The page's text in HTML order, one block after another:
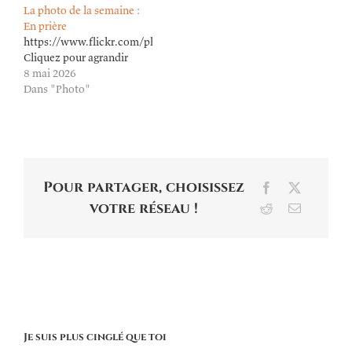
La photo de la semaine :
En prière
https://www.flickr.com/photos/lioneldavoust/55253796725/in/
Cliquez pour agrandir
8 mai 2026
Dans "Photo"
Pour partager, choisissez
votre réseau !
Facebook
RedditEmail
Je suis plus cinglé que toi